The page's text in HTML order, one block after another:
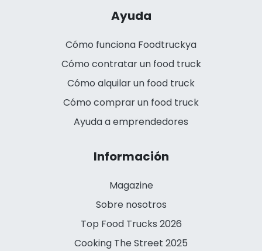
Ayuda
Cómo funciona Foodtruckya
Cómo contratar un food truck
Cómo alquilar un food truck
Cómo comprar un food truck
Ayuda a emprendedores
Información
Magazine
Sobre nosotros
Top Food Trucks 2026
Cooking The Street 2025